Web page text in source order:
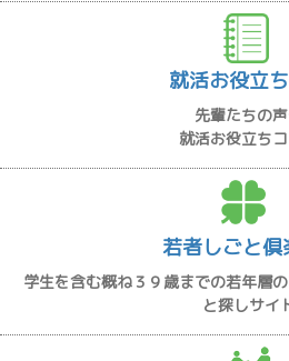
就活お役立
先輩たちの
就活お役立ち
若者しごと倶
学生を含む概ね３９歳までの若年層
と探しサイ